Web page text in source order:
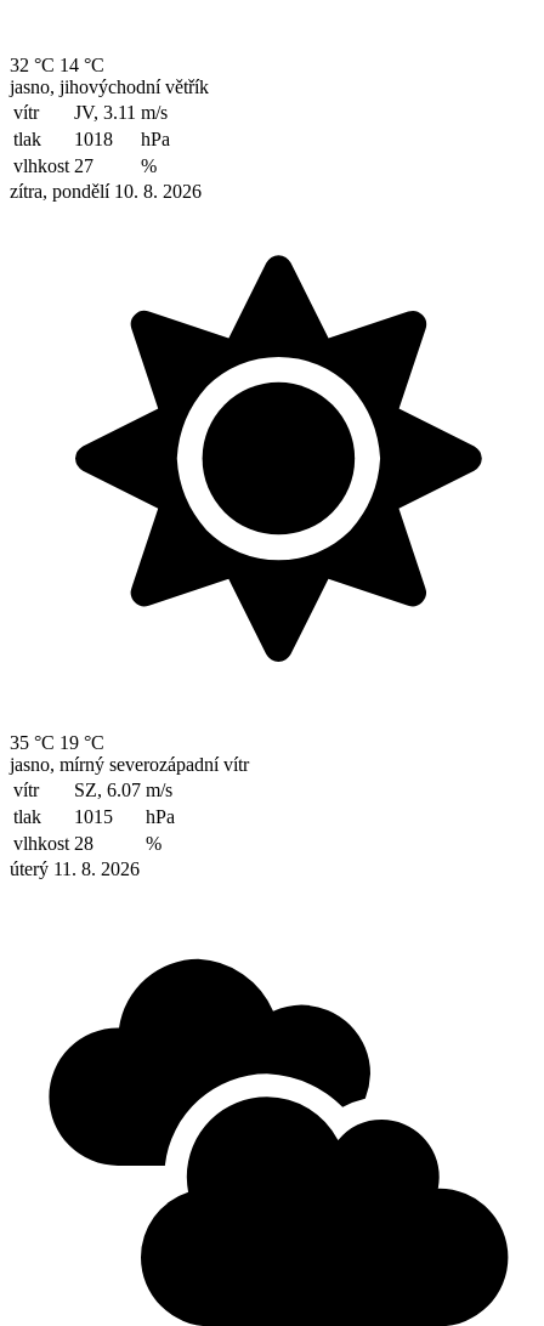
32 °C 14 °C
jasno, jihovýchodní větřík
vítr
JV, 3.11 m/s
tlak
1018
hPa
vlhkost 27
%
zítra, pondělí 10. 8. 2026
35 °C 19 °C
jasno, mírný severozápadní vítr
vítr
SZ, 6.07 m/s
tlak
1015
hPa
vlhkost 28
%
úterý 11. 8. 2026